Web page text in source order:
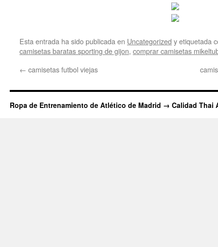
Esta entrada ha sido publicada en Uncategorized y etiquetada
camisetas baratas sporting de gijon, comprar camisetas
← camisetas futbol viejas
Ropa de Entrenamiento de Atlético de Madrid → Calidad Thai